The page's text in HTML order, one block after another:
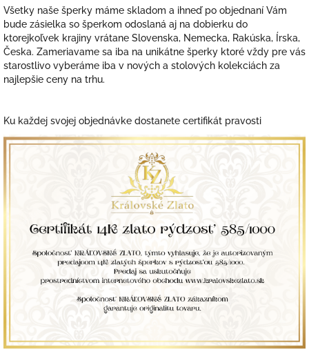
Všetky naše šperky máme skladom a ihneď po objednaní Vám
bude zásielka so šperkom odoslaná aj na dobierku do
ktorejkoľvek krajiny vrátane Slovenska, Nemecka, Rakúska, Írska,
Česka. Zameriavame sa iba na unikátne šperky ktoré vždy pre vás
starostlivo vyberáme iba v nových a stolových kolekciách za
najlepšie ceny na trhu.
Ku každej svojej objednávke dostanete certifikát pravosti